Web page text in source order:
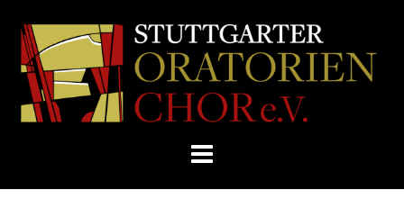
Skip
E.V.
Home Concert